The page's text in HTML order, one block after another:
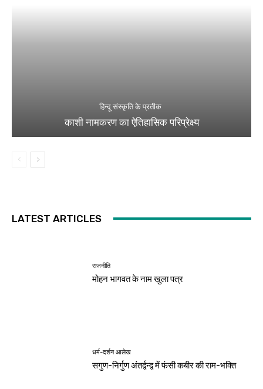
हिन्दू संस्कृति के प्रतीक
काशी नामकरण का ऐतिहासिक परिप्रेक्ष्य
LATEST ARTICLES
राजनीति
मोहन भागवत के नाम खुला पत्र
धर्म-दर्शन आलेख
सगुण-निर्गुण अंतर्द्वन्द्व में फंसी कबीर की राम-भक्ति